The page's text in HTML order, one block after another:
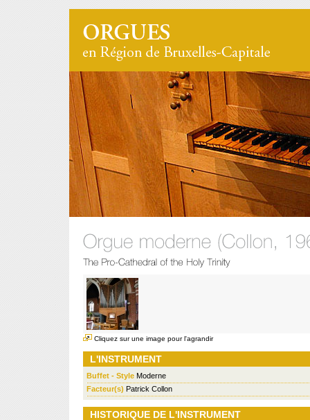
Cliquez sur une image pour l'agrandir
L'INSTRUMENT
Buffet - Style Moderne
Facteur(s) Patrick Collon
HISTORIQUE DE L'INSTRUMENT